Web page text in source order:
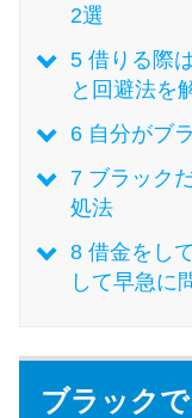
2選
5借りる際
と回避法を
6自分がブ
7ブラック
処法
8借金をし
して早急に
ブラック